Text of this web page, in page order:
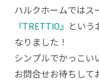
ハルクホームではス
『TRETTIO』 という
なりました！
シンプルでかっこい
お問合せお待ちして